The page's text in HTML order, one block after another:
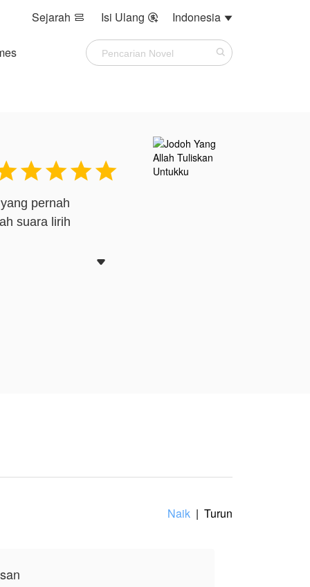
Sejarah  Isi Ulang  Indonesia 

pernah
suara lirih

Naik | Turun